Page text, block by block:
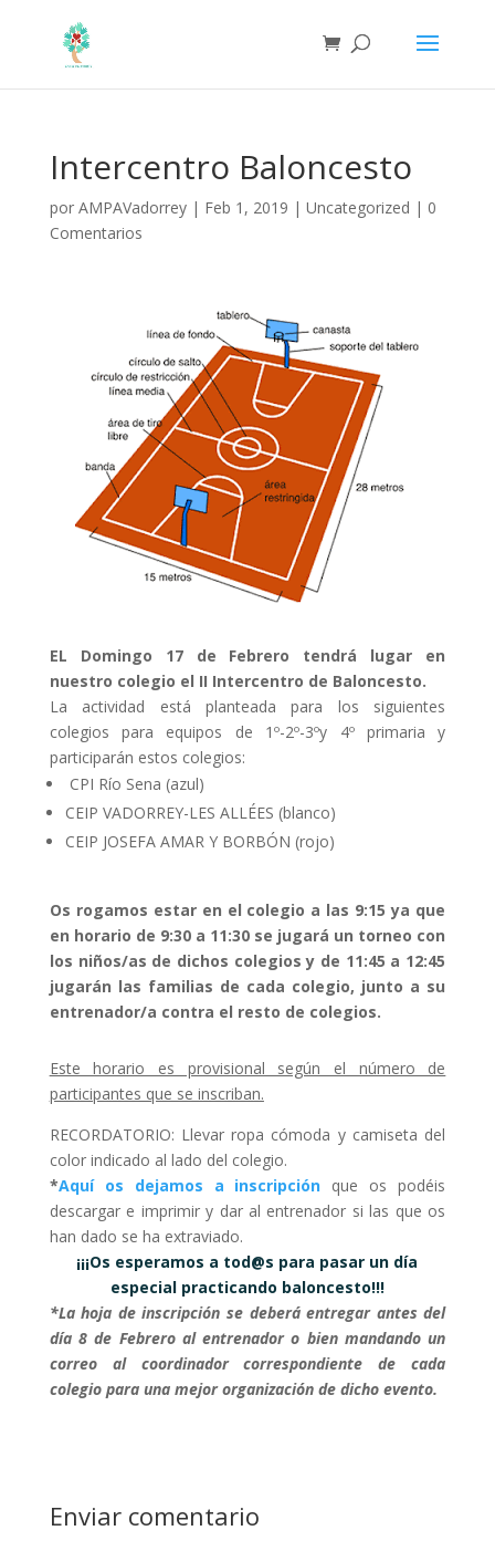
Intercentro Baloncesto
por AMPAVadorrey| Feb 1, 2019 | Uncategorized | 0
Comentarios
EL Domingo 17 de Febrero tendrá lugar en
nuestro colegio el II Intercentro de Baloncesto.
La actividad está planteada para los siguientes
colegios para equipos de 1º-2º-3ºy 4º primaria y
participarán estos colegios:
CPI Río Sena (azul)
CEIP VADORREY-LES ALLÉES (blanco)
CEIP JOSEFA AMAR Y BORBÓN (rojo)
Os rogamos estar en el colegio a las 9:15 ya que
en horario de 9:30 a 11:30 se jugará un torneo con
los niños/as de dichos colegios y de 11:45 a 12:45
jugarán las familias de cada colegio, junto a su
entrenador/a contra el resto de colegios.
Este horario es provisional según el número de
participantes que se inscriban.
RECORDATORIO: Llevar ropa cómoda y camiseta del
color indicado al lado del colegio.
*Aquí os dejamos a inscripción que os podéis
descargar e imprimir y dar al entrenador si las que os
han dado se ha extraviado.
¡¡¡Os esperamos a tod@s para pasar un día
especial practicando baloncesto!!!
*La hoja de inscripción se deberá entregar antes del
día 8 de Febrero al entrenador o bien mandando un
correo al coordinador correspondiente de cada
colegio para una mejor organización de dicho evento.
Enviar comentario